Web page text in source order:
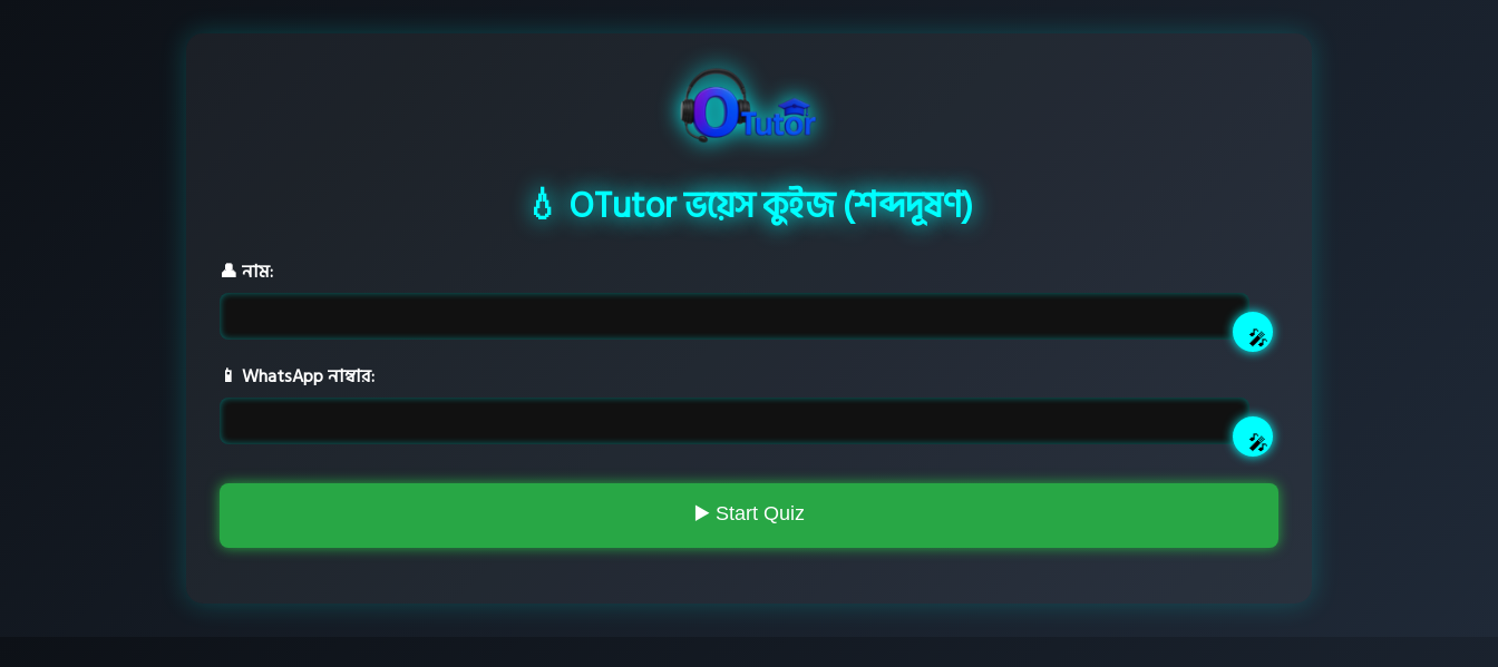
💧 OTutor ভয়েস কুইজ (শব্দদূষণ)
👤 নাম:
📱 WhatsApp নাম্বার:
▶️ Start Quiz